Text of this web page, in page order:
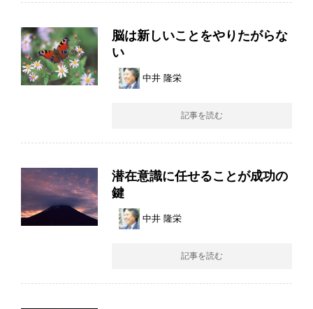
脳は新しいことをやりたがらな
い
中井 隆栄
記事を読む
潜在意識に任せることが成功の
鍵
中井 隆栄
記事を読む